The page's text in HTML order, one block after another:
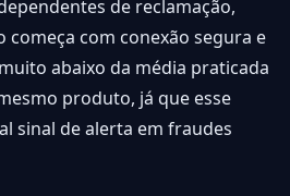
de reclamação,
começa com conexão segura e
abaixo da média praticada
produto, já que esse
sinal de alerta em fraudes